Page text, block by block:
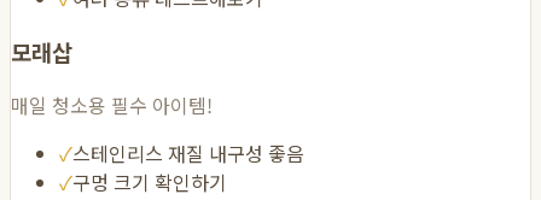
모래삽
매일 청소용 필수 아이템!
✓스테인리스 재질 내구성 좋음
✓구멍 크기 확인하기